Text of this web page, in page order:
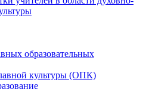
образовательных
культуры (ОПК)